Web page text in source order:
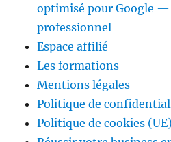
optimisé pour Google —
professionnel
Espace affilié
Les formations
Mentions légales
Politique de
Politique de cookies (UE)